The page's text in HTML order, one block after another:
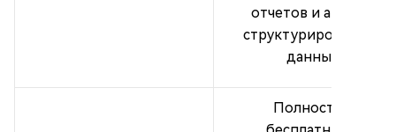
отчетов и анализа
структурированных
данных.
Полностью